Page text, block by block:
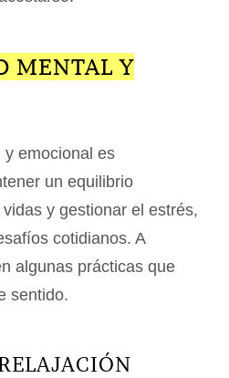
MENTAL Y
y emocional es
un equilibrio
y gestionar el estrés,
cotidianos. A
algunas prácticas que
sentido.